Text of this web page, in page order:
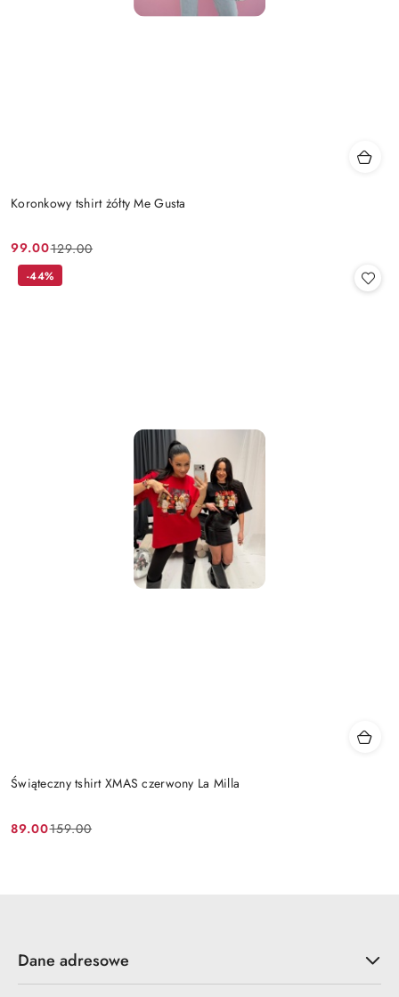
Koronkowy tshirt żółty Me Gusta
Cena
promocyjna:
99.00
Cena
przed
129.00
Świąteczny tshirt XMAS czerwony La Milla
Cena
89.00
Cena
159.00
-44%
Dane adresowe